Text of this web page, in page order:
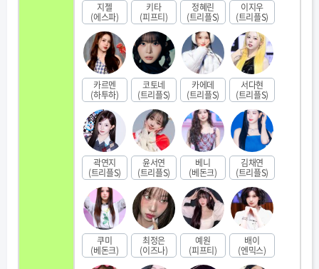
지젤
(에스파)
키타
(피프티)
정혜린
(트리플S)
이지우
(트리플S)
카르멘
(하투하)
코토네
(트리플S)
카에데
(트리플S)
서다현
(트리플S)
곽연지
(트리플S)
윤서연
(트리플S)
베니
(베돈크)
김채연
(트리플S)
쿠미
(베돈크)
최정은
(이즈나)
예원
(피프티)
배이
(엔믹스)